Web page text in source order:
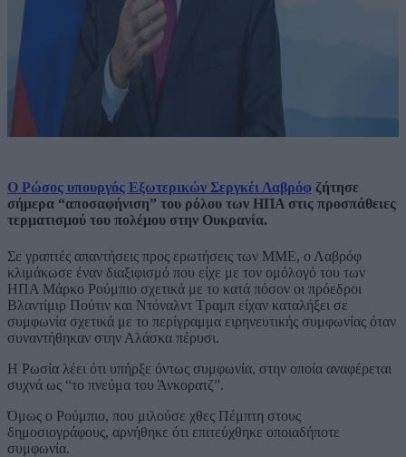
Ο Ρώσος υπουργός Εξωτερικών Σεργκέι Λαβρόφ ζήτησε
σήμερα “αποσαφήνιση” του ρόλου των ΗΠΑ στις προσπάθειες
τερματισμού του πολέμου στην Ουκρανία.
Σε γραπτές απαντήσεις προς ερωτήσεις των ΜΜΕ, ο Λαβρόφ
κλιμάκωσε έναν διαξιφισμό που είχε με τον ομόλογό του των
ΗΠΑ Μάρκο Ρούμπιο σχετικά με το κατά πόσον οι πρόεδροι
Βλαντίμιρ Πούτιν και Ντόναλντ Τραμπ είχαν καταλήξει σε
συμφωνία σχετικά με το περίγραμμα ειρηνευτικής συμφωνίας όταν
συναντήθηκαν στην Αλάσκα πέρυσι.
Η Ρωσία λέει ότι υπήρξε όντως συμφωνία, στην οποία αναφέρεται
συχνά ως “το πνεύμα του Άνκορατζ”.
Όμως ο Ρούμπιο, που μιλούσε χθες Πέμπτη στους
δημοσιογράφους, αρνήθηκε ότι επιτεύχθηκε οποιαδήποτε
συμφωνία.